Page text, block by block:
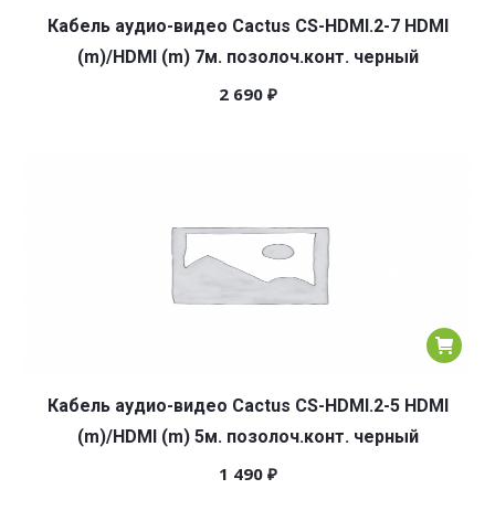
Кабель аудио-видео Cactus CS-HDMI.2-7 HDMI
(m)/HDMI (m) 7м. позолоч.конт. черный
2 690 ₽
Кабель аудио-видео Cactus CS-HDMI.2-5 HDMI
(m)/HDMI (m) 5м. позолоч.конт. черный
1 490 ₽